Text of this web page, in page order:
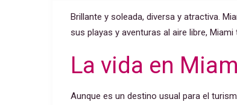
Brillante y soleada, diversa y atractiva.
sus playas y aventuras al aire libre,
La vida en
Aunque es un destino usual para el